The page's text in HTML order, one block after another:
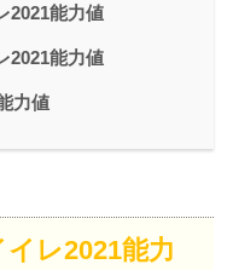
2021能力値
2021能力値
力値
レ2021能力